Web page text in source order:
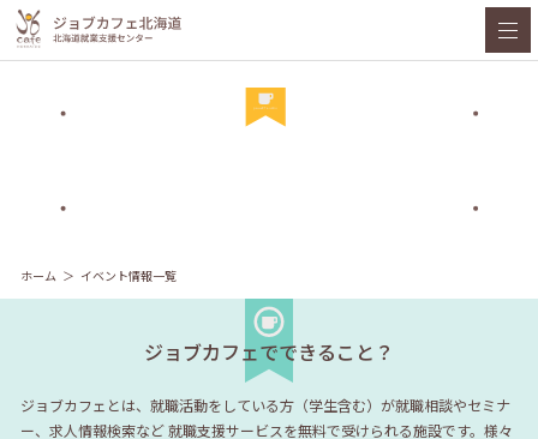
ホーム イベント情報一覧
ジョブカフェでできること？
ジョブカフェとは、就職活動をしている方（学生含む）が就職相談やセミナ
ー、求人情報検索など就職支援サービスを無料で受けられる施設です。様々